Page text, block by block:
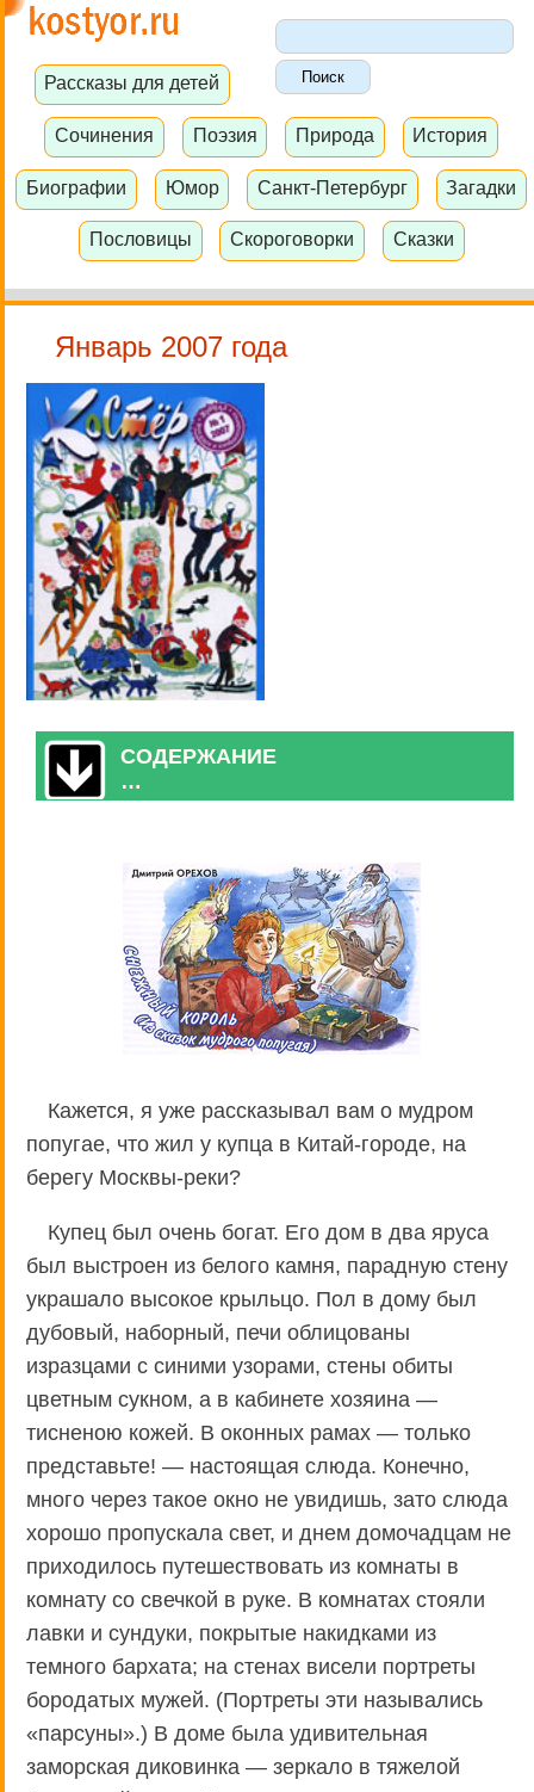
Рассказы для детей
Сочинения Поэзия Природа История
Биографии Юмор Санкт-Петербург Загадки
Пословицы Скороговорки Сказки
Январь 2007 года
СОДЕРЖАНИЕ
…
Кажется, я уже рассказывал вам о мудром
попугае, что жил у купца в Китай-городе, на
берегу Москвы-реки?
Купец был очень богат. Его дом в два яруса
был выстроен из белого камня, парадную стену
украшало высокое крыльцо. Пол в дому был
дубовый, наборный, печи облицованы
изразцами с синими узорами, стены обиты
цветным сукном, а в кабинете хозяина —
тисненою кожей. В оконных рамах — только
представьте! — настоящая слюда. Конечно,
много через такое окно не увидишь, зато слюда
хорошо пропускала свет, и днем домочадцам не
приходилось путешествовать из комнаты в
комнату со свечкой в руке. В комнатах стояли
лавки и сундуки, покрытые накидками из
темного бархата; на стенах висели портреты
бородатых мужей. (Портреты эти назывались
«парсуны».) В доме была удивительная
заморская диковинка — зеркало в тяжелой